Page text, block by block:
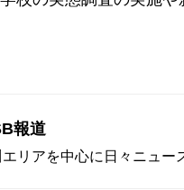
報道
リアを中心に日々ニュー